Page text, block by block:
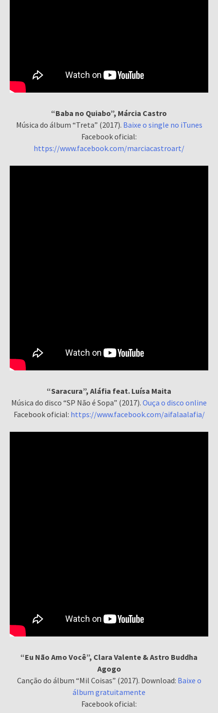
“Baba no Quiabo”, Márcia Castro
Música do álbum “Treta” (2017). Baixe o single no iTunes
Facebook oficial:
https://www.facebook.com/marciacastroart/
“Saracura”, Aláfia feat. Luísa Maita
Música do disco “SP Não é Sopa” (2017). Ouça o disco online
Facebook oficial: https://www.facebook.com/aifalaalafia/
“Eu Não Amo Você”, Clara Valente & Astro Buddha
Agogo
Canção do álbum “Mil Coisas” (2017). Download: Baixe o
álbum gratuitamente
Facebook oficial: